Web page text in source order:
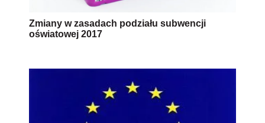
Zmiany w zasadach podziału subwencji
oświatowej 2017